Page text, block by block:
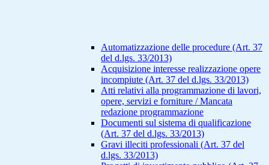
Automatizzazione delle procedure (Art. 37
del d.lgs. 33/2013)
Acquisizione interesse realizzazione opere
incompiute (Art. 37 del d.lgs. 33/2013)
Atti relativi alla programmazione di lavori,
opere, servizi e forniture / Mancata
redazione programmazione
Documenti sul sistema di qualificazione
(Art. 37 del d.lgs. 33/2013)
Gravi illeciti professionali (Art. 37 del
d.lgs. 33/2013)